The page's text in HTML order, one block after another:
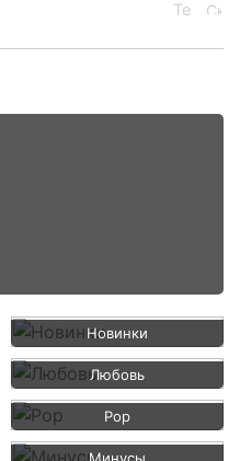
Новинки
Любовь
Pop